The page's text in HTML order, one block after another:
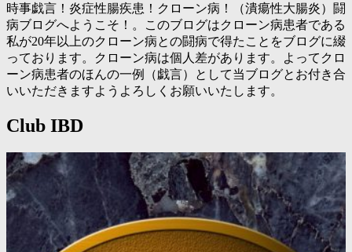
時事戯言！炎症性腸疾患！クローン病！（潰瘍性大腸炎）闘
病ブログへようこそ！。このブログはクローン病患者である
私が20年以上のクローン病との闘病で得たことをブログに綴
っております。クローン病は個人差があります。よってクロ
ーン病患者のほんの一例（戯言）として当ブログとお付き合
いいただきますようよろしくお願いいたします。
Club IBD